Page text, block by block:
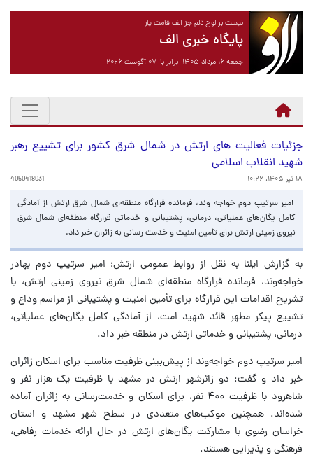
نیست بر لوح دلم جز الف قامت یار
پایگاه خبری الف
جمعه ۱۶ مرداد ۱۴۰۵ برابر با ۰۷ آگوست ۲۰۲۶
جزئیات فعالیت های ارتش در شمال شرق کشور برای تشییع رهبر
شهید انقلاب اسلامی
۱۸ تیر ۱۴۰۵، ۱۰:۲۶ 4050418031
امیر سرتیپ دوم خواجه ‌وند، فرمانده قرارگاه منطقه‌ای شمال شرق ارتش از آمادگی
کامل یگان‌های عملیاتی، درمانی، پشتیبانی و خدماتی قرارگاه منطقه‌ای شمال‌ شرق
نیروی زمینی ارتش برای تأمین امنیت و خدمت ‌رسانی به زائران خبر داد.
به گزارش ایلنا به نقل از روابط عمومی ارتش؛ امیر سرتیپ دوم بهادر
خواجه‌وند، فرمانده قرارگاه منطقه‌ای شمال شرق نیروی زمینی ارتش، با
تشریح اقدامات این قرارگاه برای تأمین امنیت و پشتیبانی از مراسم وداع و
تشییع پیکر مطهر قائد شهید امت، از آمادگی کامل یگان‌های عملیاتی،
درمانی، پشتیبانی و خدماتی ارتش در منطقه خبر داد.
امیر سرتیپ دوم خواجه‌وند از پیش‌بینی ظرفیت مناسب برای اسکان زائران
خبر داد و گفت: دو زائرشهر ارتش در مشهد با ظرفیت یک ‌هزار نفر و
شاهرود با ظرفیت ۴۰۰ نفر، برای اسکان و خدمت‌رسانی به زائران آماده
شده‌اند. همچنین موکب‌های متعددی در سطح شهر مشهد و استان
خراسان رضوی با مشارکت یگان‌های ارتش در حال ارائه خدمات رفاهی،
فرهنگی و پذیرایی هستند.